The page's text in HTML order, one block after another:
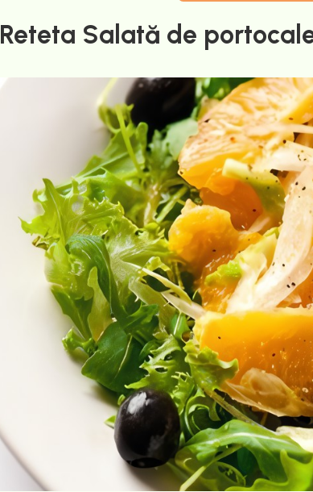
Reteta Salată de